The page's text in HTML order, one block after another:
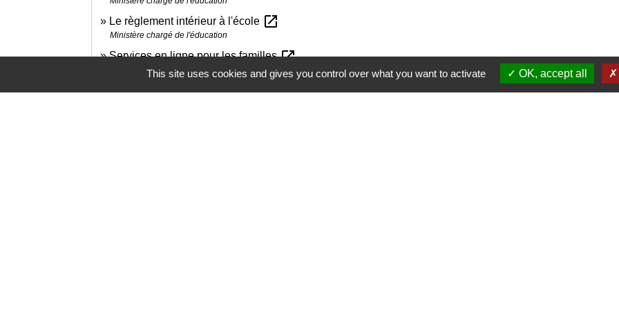
Le règlement intérieur à l'école open_in_new
Ministère chargé de l'éducation
Services en ligne pour les famillesopen_in_new
Ministère chargé de l'éducation
This site uses cookies and gives you control over what you want to activate OK, accept all